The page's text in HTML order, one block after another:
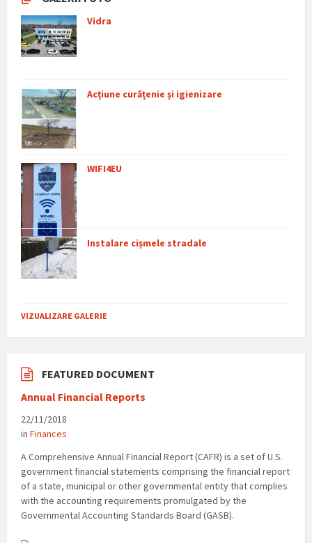
Vidra
Acțiune curățenie și igienizare
WIFI4EU
Instalare cișmele stradale
VIZUALIZARE GALERIE
FEATURED DOCUMENT
Annual Financial Reports
22/11/2018
in Finances
A Comprehensive Annual Financial Report (CAFR) is a set of U.S.
government financial statements comprising the financial report
of a state, municipal or other governmental entity that complies
with the accounting requirements promulgated by the
Governmental Accounting Standards Board (GASB).